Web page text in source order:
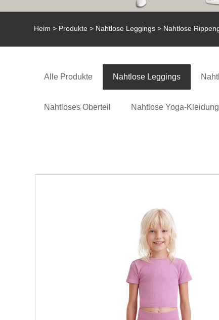
Heim > Produkte > Nahtlose Leggings > Nahtlose
Alle Produkte Nahtlose Leggings
Nahtloses Oberteil Nahtlose Yoga-Kleidung